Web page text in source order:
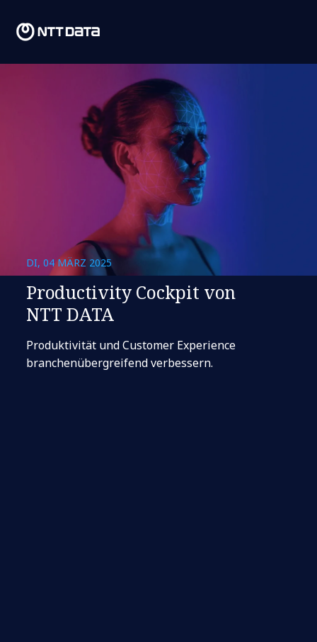
DI, 04 MÄRZ 2025
Productivity Cockpit von
NTT DATA
Produktivität und Customer Experience
branchenübergreifend verbessern.